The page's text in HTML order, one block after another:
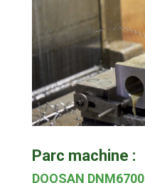
Parc machine :
DOOSAN DNM6700